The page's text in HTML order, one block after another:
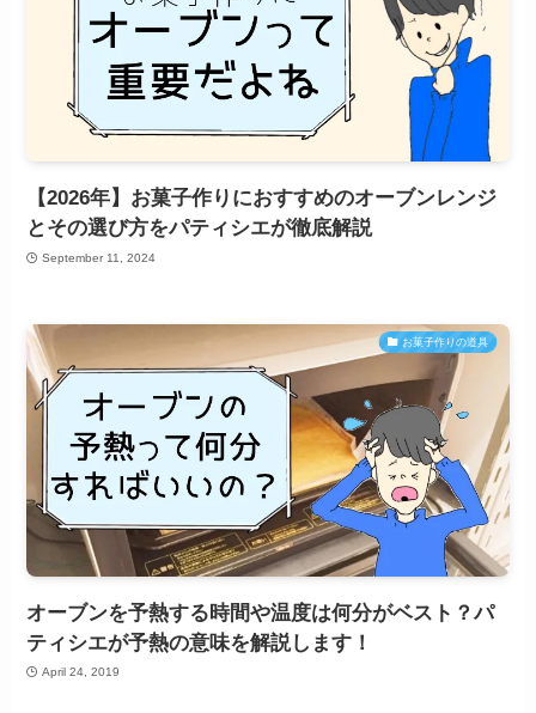
【2026年】お菓子作りにおすすめのオーブンレンジ
とその選び方をパティシエが徹底解説
September 11, 2024
お菓子作りの道具
オーブンを予熱する時間や温度は何分がベスト？パ
ティシエが予熱の意味を解説します！
April 24, 2019